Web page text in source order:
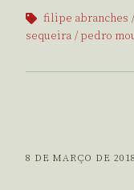
filipe abranches
sequeira
pedro
8 DE MARÇO DE 2018